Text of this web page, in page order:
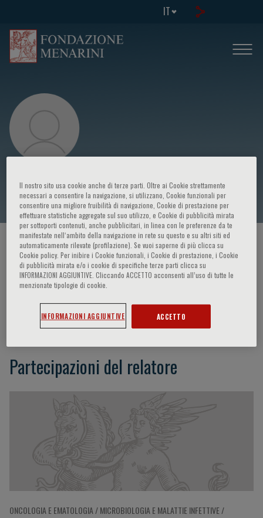
IT
Carolina Florian
HOME PAGE / CORSI ED EVENTI / RELATORE
Carolina Florian
Partecipazioni del relatore
ONCOLOGIA E EMATOLOGIA / MICROBIOLOGIA E MALATTIE INFETTIVE /
Il nostro sito usa cookie anche di terze parti. Oltre ai Cookie strettamente
necessari a consentire la navigazione, si utilizzano, Cookie funzionali per
consentire una migliore fruibilità di navigazione, Cookie di prestazione per
effettuare statistiche aggregate sul suo utilizzo, e Cookie di pubblicità mirata
per sottoporti contenuti, anche pubblicitari, in linea con le preferenze da te
manifestate nell‘ambito della navigazione in rete su questo e su altri siti ed
automaticamente rilevate (profilazione). Se vuoi saperne di più clicca su
Cookie policy. Per inibire i Cookie funzionali, i Cookie di prestazione, i Cookie
di pubblicità mirata e/o i cookie di specifiche terze parti clicca su
INFORMAZIONI AGGIUNTIVE. Cliccando ACCETTO acconsenti all’uso di tutte le
menzionate tipologie di cookie.
INFORMAZIONI AGGIUNTIVE ACCETTO